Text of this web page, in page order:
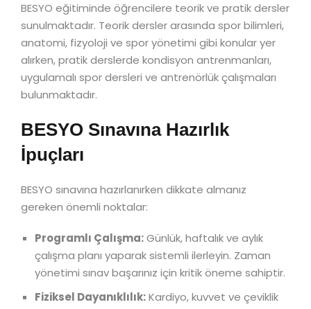
BESYO eğitiminde öğrencilere teorik ve pratik dersler
sunulmaktadır. Teorik dersler arasında spor bilimleri,
anatomi, fizyoloji ve spor yönetimi gibi konular yer
alırken, pratik derslerde kondisyon antrenmanları,
uygulamalı spor dersleri ve antrenörlük çalışmaları
bulunmaktadır.
BESYO Sınavına Hazırlık
İpuçları
BESYO sınavına hazırlanırken dikkate almanız
gereken önemli noktalar:
Programlı Çalışma:Günlük, haftalık ve aylık
çalışma planı yaparak sistemli ilerleyin. Zaman
yönetimi sınav başarınız için kritik öneme sahiptir.
Fiziksel Dayanıklılık:Kardiyo, kuvvet ve çeviklik